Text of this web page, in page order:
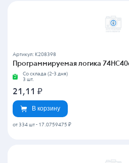
Артикул: K208398
Программируемая логика
Со склада (2-3 дня)
3 шт.
21,11 ₽
В корзину
от 334 шт - 17.0759475 ₽